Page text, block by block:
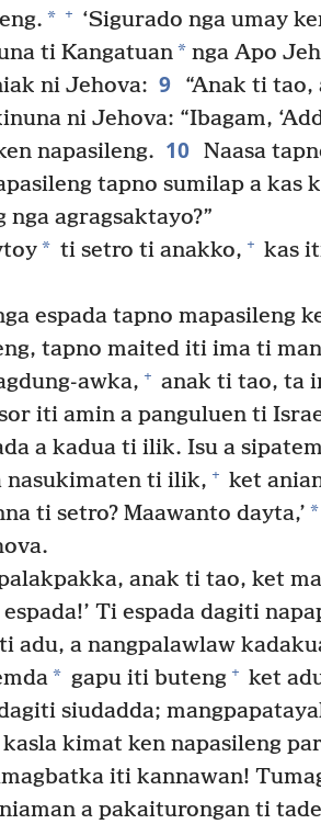
* + ‘Sigurado nga umay
ti Kangatuan* nga Apo
ni Jehova: 9
“Anak ti
ni Jehova: “Ibagam,
napasileng. 10 Naasa
tapno sumilap a kas
nga agragsaktayo?”
* ti setro ti anakko, + kas
espada tapno mapasileng
tapno maited iti ima ti
awka, + anak ti tao, ta
iti amin a panguluen ti
a kadua ti ilik. Isu a
nasukimaten ti ilik, + ket
ti setro? Maawanto dayta,’ *
anak ti tao, ket
Ti espada dagiti
adu, a nangpalawlaw
* gapu iti buteng + ket
siudadda;
kasla kimat ken napasileng
iti kannawan!
a pakaiturongan ti